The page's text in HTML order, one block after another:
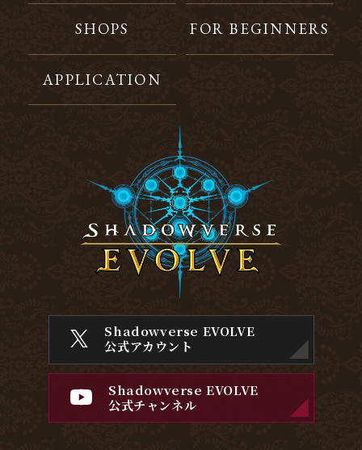
SHOPS FOR BEGINNERS
APPLICATION
Shadowverse EVOLVE
公式アカウント
Shadowverse EVOLVE
公式チャンネル